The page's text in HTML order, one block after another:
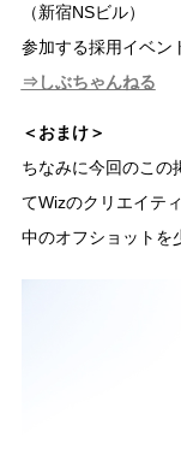
（新宿NSビル）
参加する採用イベン
⇒しぶちゃんねる
＜おまけ＞
ちなみに今回のこの
てWizのクリエイテ
中のオフショットを